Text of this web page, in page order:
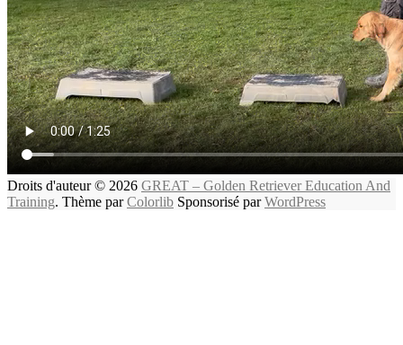
Droits d'auteur © 2026 GREAT – Golden Retriever Education And
Training. Thème parColorlib Sponsorisé parWordPress